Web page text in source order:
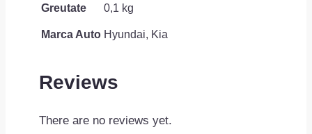
Greutate 0,1 kg
Marca Auto Hyundai, Kia
Reviews
There are no reviews yet.